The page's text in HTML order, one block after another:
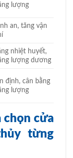
lượng
an, tăng vận
nhiệt huyết,
lượng dương
định, cân bằng
lượng
chọn cửa
từng